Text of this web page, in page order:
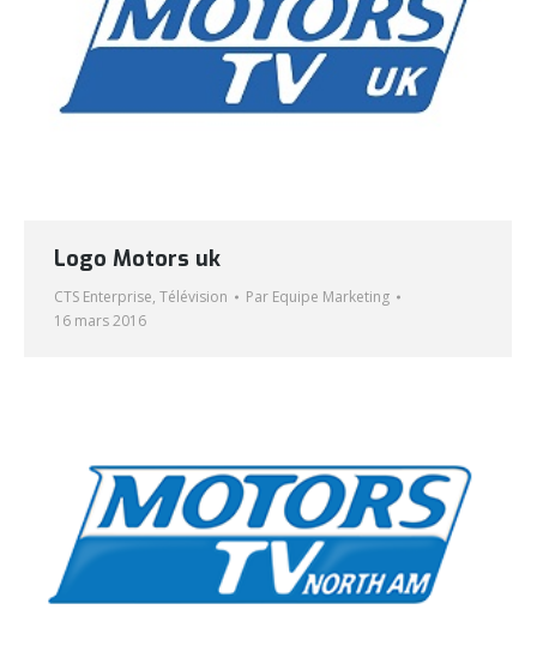
Logo Motors uk
CTS Enterprise, Télévision Par Equipe Marketing
16 mars 2016